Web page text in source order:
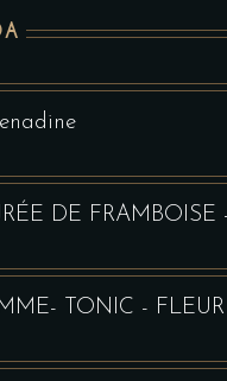
DE FRAMBOISE
TONIC -